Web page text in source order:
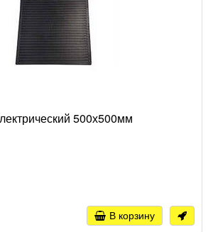
500х500мм
В корзину